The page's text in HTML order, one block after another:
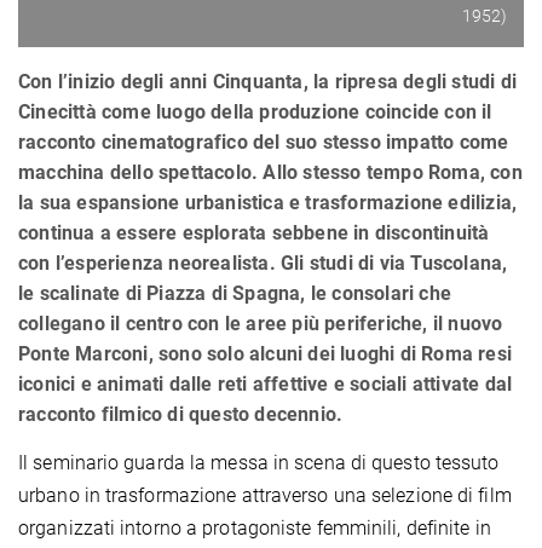
1952)
Con l’inizio degli anni Cinquanta, la ripresa degli studi di
Cinecittà come luogo della produzione coincide con il
racconto cinematografico del suo stesso impatto come
macchina dello spettacolo. Allo stesso tempo Roma, con
la sua espansione urbanistica e trasformazione edilizia,
continua a essere esplorata sebbene in discontinuità
con l’esperienza neorealista. Gli studi di via Tuscolana,
le scalinate di Piazza di Spagna, le consolari che
collegano il centro con le aree più periferiche, il nuovo
Ponte Marconi, sono solo alcuni dei luoghi di Roma resi
iconici e animati dalle reti affettive e sociali attivate dal
racconto filmico di questo decennio.
Il seminario guarda la messa in scena di questo tessuto
urbano in trasformazione attraverso una selezione di film
organizzati intorno a protagoniste femminili, definite in